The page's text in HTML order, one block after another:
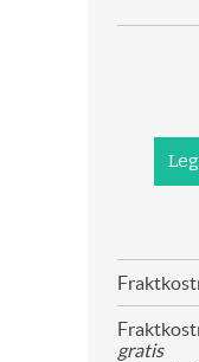
gratis